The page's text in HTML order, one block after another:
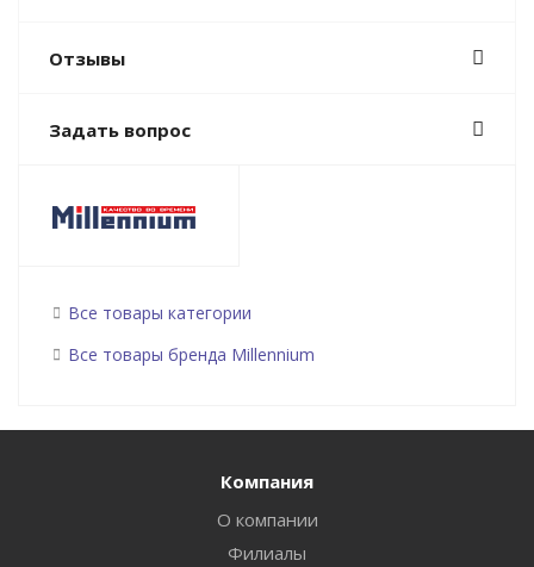
Отзывы
Задать вопрос
Все товары категории
Все товары бренда Millennium
Компания
О компании
Филиалы